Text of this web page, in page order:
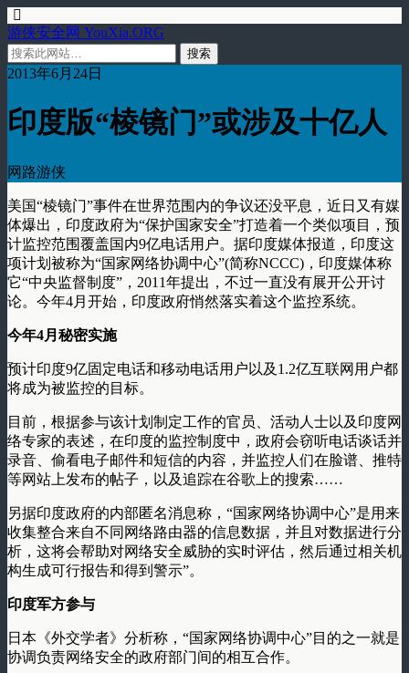
游侠安全网 YouXia.ORG
2013年6月24日
印度版“棱镜门”或涉及十亿人
网路游侠
美国“棱镜门”事件在世界范围内的争议还没平息，近日又有媒
体爆出，印度政府为“保护国家安全”打造着一个类似项目，预
计监控范围覆盖国内9亿电话用户。据印度媒体报道，印度这
项计划被称为“国家网络协调中心”(简称NCCC)，印度媒体称
它“中央监督制度”，2011年提出，不过一直没有展开公开讨
论。今年4月开始，印度政府悄然落实着这个监控系统。
今年4月秘密实施
预计印度9亿固定电话和移动电话用户以及1.2亿互联网用户都
将成为被监控的目标。
目前，根据参与该计划制定工作的官员、活动人士以及印度网
络专家的表述，在印度的监控制度中，政府会窃听电话谈话并
录音、偷看电子邮件和短信的内容，并监控人们在脸谱、推特
等网站上发布的帖子，以及追踪在谷歌上的搜索……
另据印度政府的内部匿名消息称，“国家网络协调中心”是用来
收集整合来自不同网络路由器的信息数据，并且对数据进行分
析，这将会帮助对网络安全威胁的实时评估，然后通过相关机
构生成可行报告和得到警示”。
印度军方参与
日本《外交学者》分析称，“国家网络协调中心”目的之一就是
协调负责网络安全的政府部门间的相互合作。